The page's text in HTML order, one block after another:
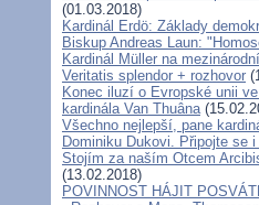
(01.03.2018)
Kardinál Erdö: Základy
Biskup Andreas Laun:
Kardinál Müller na
Veritatis splendor + rozhovor
Konec iluzí o Evropské unii
kardinála Van Thuâna
Všechno nejlepší, pane
Dominiku Dukovi. Připojte se
Stojím za naším Otcem
(13.02.2018)
POVINNOST HÁJIT